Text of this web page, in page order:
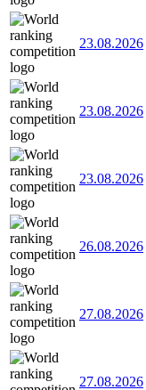
23.08.2026
23.08.2026
23.08.2026
26.08.2026
27.08.2026
27.08.2026